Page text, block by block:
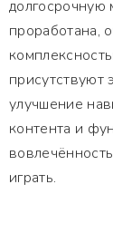
долгосрочную
проработана,
присутствуют
улучшение
контента и
играть.